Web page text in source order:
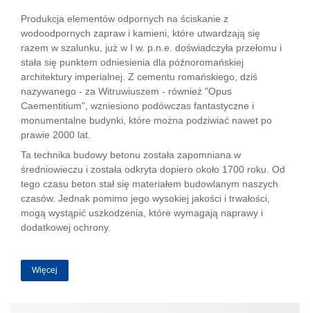
Produkcja elementów odpornych na ściskanie z
wodoodpornych zapraw i kamieni, które utwardzają się
razem w szalunku, już w I w. p.n.e. doświadczyła przełomu i
stała się punktem odniesienia dla późnoromańskiej
architektury imperialnej. Z cementu romańskiego, dziś
nazywanego - za Witruwiuszem - również "Opus
Caementitium", wzniesiono podówczas fantastyczne i
monumentalne budynki, które można podziwiać nawet po
prawie 2000 lat.
Ta technika budowy betonu została zapomniana w
średniowieczu i została odkryta dopiero około 1700 roku. Od
tego czasu beton stał się materiałem budowlanym naszych
czasów. Jednak pomimo jego wysokiej jakości i trwałości,
mogą wystąpić uszkodzenia, które wymagają naprawy i
dodatkowej ochrony.
Więcej